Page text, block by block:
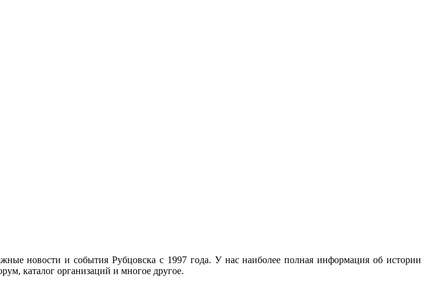
новости и события Рубцовска с 1997 года. У нас наиболее полная информация об истории
каталог организаций и многое другое.